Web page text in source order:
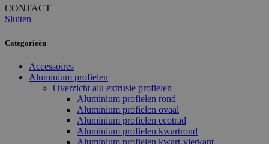
CONTACT
Sluiten
Categorieën
Accessoires
Aluminium profielen
Overzicht alu extrusie profielen
Aluminium profielen rond
Aluminium profielen ovaal
Aluminium profielen ecotrad
Aluminium profielen kwartrond
Aluminium profielen kwart-vierkant